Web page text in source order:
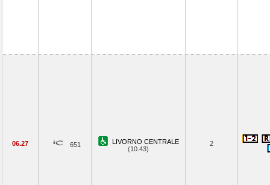
06.27 651
LIVORNO CENTRALE
(10.43)
2